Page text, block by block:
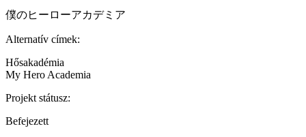
僕のヒーローアカデミア
Alternatív címek:
Hősakadémia
My Hero Academia
Projekt státusz:
Befejezett